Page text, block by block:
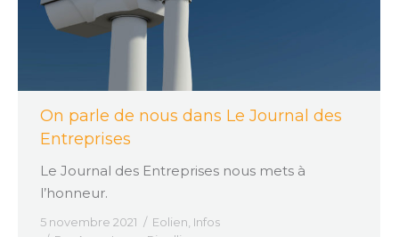
On parle de nous dans Le Journal des
Entreprises
Le Journal des Entreprises nous mets à
l’honneur.
5 novembre 2021 Eolien, Infos